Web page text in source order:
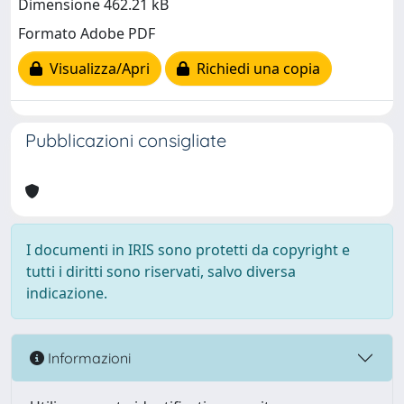
Dimensione 462.21 kB
Formato Adobe PDF
Visualizza/Apri
Richiedi una copia
Pubblicazioni consigliate
I documenti in IRIS sono protetti da copyright e
tutti i diritti sono riservati, salvo diversa
indicazione.
Informazioni